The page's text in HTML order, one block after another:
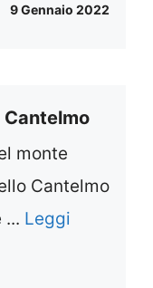
9 Gennaio 2022
Cantelmo
monte
Cantelmo
... Leggi